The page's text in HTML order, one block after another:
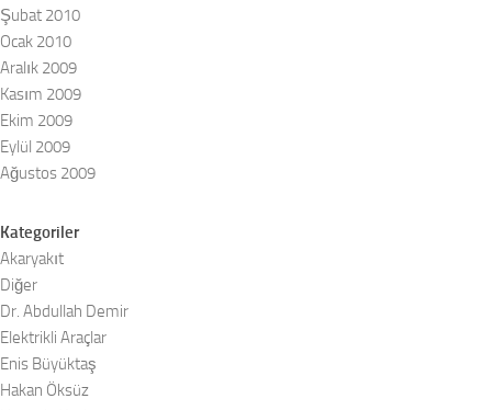
Şubat 2010
Ocak 2010
Aralık 2009
Kasım 2009
Ekim 2009
Eylül 2009
Ağustos 2009
Kategoriler
Akaryakıt
Diğer
Dr. Abdullah Demir
Elektrikli Araçlar
Enis Büyüktaş
Hakan Öksüz